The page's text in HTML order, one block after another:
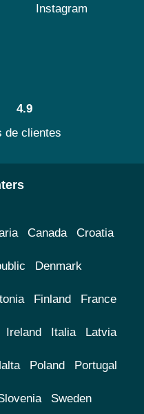
Instagram
4.9
de clientes
Canada Croatia
Denmark
Finland France
Ireland Italia Latvia
Poland Portugal
Sweden